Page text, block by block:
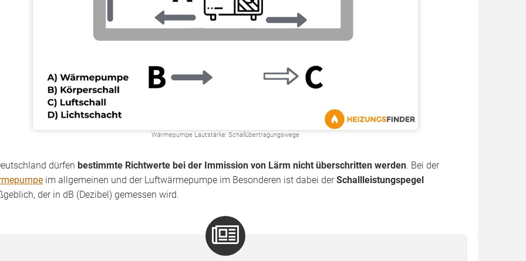
Wärmepumpe Lautstärke: Schallübertragungswege
dürfen bestimmte Richtwerte bei der Immission von Lärm nicht überschritten werden. Bei der
im allgemeinen und der Luftwärmepumpe im Besonderen ist dabei derSchallleistungspegel
der in dB (Dezibel) gemessen wird.